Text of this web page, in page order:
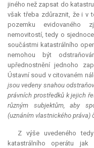
jiného než zapsat do
však třeba zdůraznit, že i v
pozemku evidovaného
nemovitostí, tedy o
součástmi katastrálního
nemohou být
upřednostnění jednoho
Ústavní soud v citovaném
jsou vedeny snahou
právních prostředků k jejich
různým subjektům, aby
(uznáním vlastnického práva)
Z výše uvedeného
katastrálního operátu